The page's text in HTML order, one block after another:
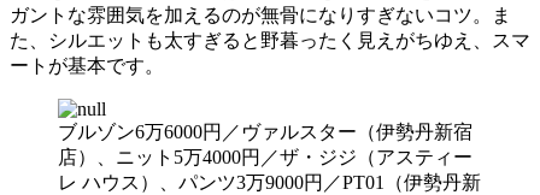
ガントな雰囲気を加えるのが無骨になりすぎないコツ。ま
た、シルエットも太すぎると野暮ったく見えがちゆえ、スマ
ートが基本です。
ブルゾン6万6000円／ヴァルスター（伊勢丹新宿
店）、ニット5万4000円／ザ・ジジ（アスティー
レ ハウス）、パンツ3万9000円／PT01（伊勢丹新